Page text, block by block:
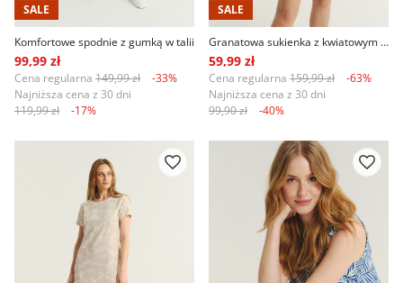
SALE
Komfortowe spodnie z gumką w talii
99,99 zł
Cena regularna 149,99 zł
-33%
Najniższa cena z 30 dni
119,99 zł
-17%
SALE
Granatowa sukienka z kwiatowym printem
59,99 zł
Cena regularna 159,99 zł
-63%
Najniższa cena z 30 dni
99,90 zł
-40%